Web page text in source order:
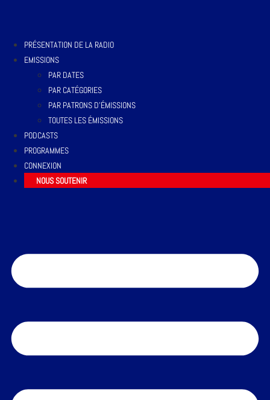
PRÉSENTATION DE LA RADIO
EMISSIONS
PAR DATES
PAR CATÉGORIES
PAR PATRONS D’ÉMISSIONS
TOUTES LES ÉMISSIONS
PODCASTS
PROGRAMMES
CONNEXION
NOUS SOUTENIR